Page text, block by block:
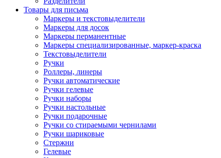
Товары для письма
Маркеры и текстовыделители
Маркеры для досок
Маркеры перманентные
Маркеры специализированные, маркер-краска
Текстовыделители
Ручки
Роллеры, линеры
Ручки автоматические
Ручки гелевые
Ручки наборы
Ручки настольные
Ручки подарочные
Ручки со стираемыми чернилами
Ручки шариковые
Стержни
Гелевые